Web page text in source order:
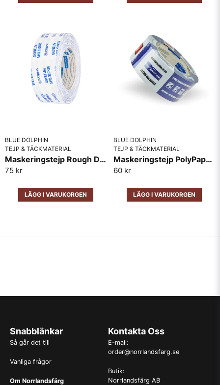
BLUE DOLPHIN
TEJP & TÄCKMATERIAL
Maskeringstejp Rough Dolphin 48mm x 50m
75 kr
LÄGG I VARUKORGEN
BLUE DOLPHIN
TEJP & TÄCKMATERIAL
Maskeringstejp PolyPaper Dolphin 38mm
60 kr
LÄGG I VARUKORGEN
Snabblänkar
Så går det till
Vanliga frågor
Om Norrlandsfärg
Kontakta Oss
E-mail:
order@norrlandsfarg.se
Butik:
Norrlandsfärg AB